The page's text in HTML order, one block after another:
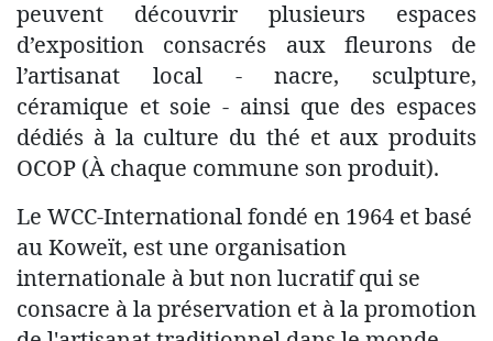
peuvent découvrir plusieurs espaces
d’exposition consacrés aux fleurons de
l’artisanat local - nacre, sculpture,
céramique et soie - ainsi que des espaces
dédiés à la culture du thé et aux produits
OCOP (À chaque commune son produit).
Le WCC-International fondé en 1964 et basé
au Koweït, est une organisation
internationale à but non lucratif qui se
consacre à la préservation et à la promotion